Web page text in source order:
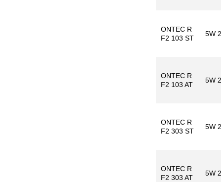
ONTEC R
F2 103 ST
5W
ONTEC R
F2 103 AT
5W
ONTEC R
F2 303 ST
5W
ONTEC R
F2 303 AT
5W